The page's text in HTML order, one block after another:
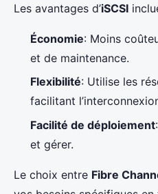
Les avantages d’iSCSI
Économie: Moins
et de maintenance.
Flexibilité: Utilise les
facilitant
Facilité de déploiement
et gérer.
Le choix entre Fibre